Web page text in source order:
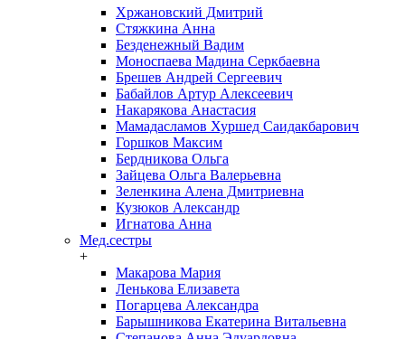
Хржановский Дмитрий
Стяжкина Анна
Безденежный Вадим
Моноспаева Мадина Серкбаевна
Брешев Андрей Сергеевич
Бабайлов Артур Алексеевич
Накарякова Анастасия
Мамадасламов Хуршед Саидакбарович
Горшков Максим
Бердникова Ольга
Зайцева Ольга Валерьевна
Зеленкина Алена Дмитриевна
Кузюков Александр
Игнатова Анна
Мед.сестры
+
Макарова Мария
Ленькова Елизавета
Погарцева Александра
Барышникова Екатерина Витальевна